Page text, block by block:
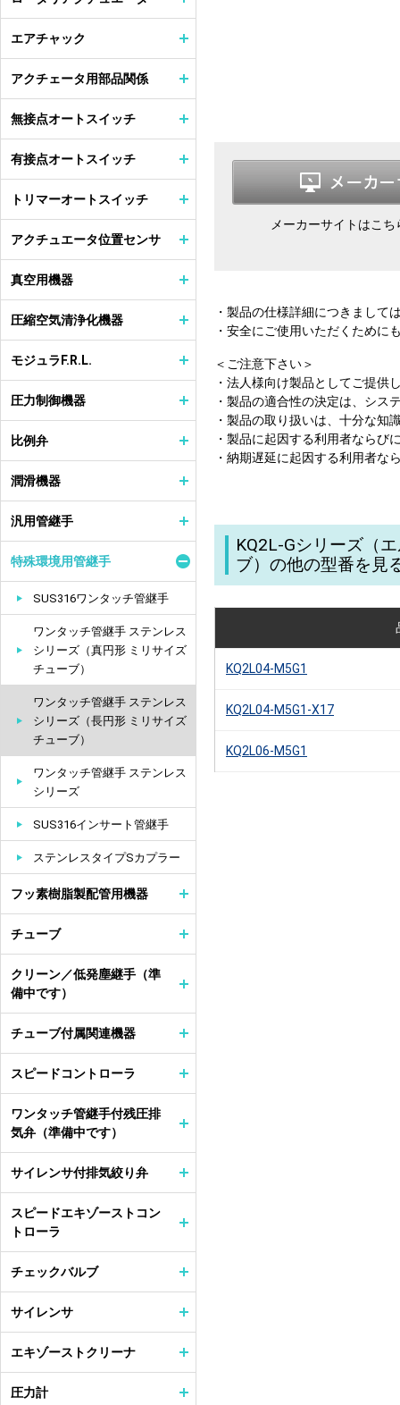
メーカーサイトはこ
・製品の仕様詳細につきまして
・安全にご使用いただくために
＜ご注意下さい＞
・法人様向け製品としてご提供
・製品の適合性の決定は、シス
・製品の取り扱いは、十分な知
・製品に起因する利用者ならび
・納期遅延に起因する利用者な
KQ2L-Gシリーズ（
ブ）の他の型番を見
KQ2L04-M5G1
KQ2L04-M5G1-X17
KQ2L06-M5G1
エアチャック
アクチェータ用部品関係
無接点オートスイッチ
有接点オートスイッチ
トリマーオートスイッチ
アクチュエータ位置センサ
真空用機器
圧縮空気清浄化機器
モジュラF.R.L.
圧力制御機器
比例弁
潤滑機器
汎用管継手
特殊環境用管継手
SUS316ワンタッチ管継手
ワンタッチ管継手 ステンレス
シリーズ（真円形 ミリサイズ
チューブ）
ワンタッチ管継手 ステンレス
シリーズ（長円形 ミリサイズ
チューブ）
ワンタッチ管継手 ステンレス
シリーズ
SUS316インサート管継手
ステンレスタイプSカプラー
フッ素樹脂製配管用機器
チューブ
クリーン／低発塵継手（準
備中です）
チューブ付属関連機器
スピードコントローラ
ワンタッチ管継手付残圧排
気弁（準備中です）
サイレンサ付排気絞り弁
スピードエキゾーストコン
トローラ
チェックバルブ
サイレンサ
エキゾーストクリーナ
圧力計